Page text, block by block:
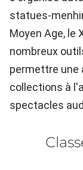
statues-
Moyen Age, le
nombreux
permettre une
collections à
spectacles